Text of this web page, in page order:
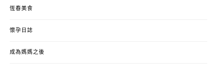
恆春美食
懷孕日誌
成為媽媽之後